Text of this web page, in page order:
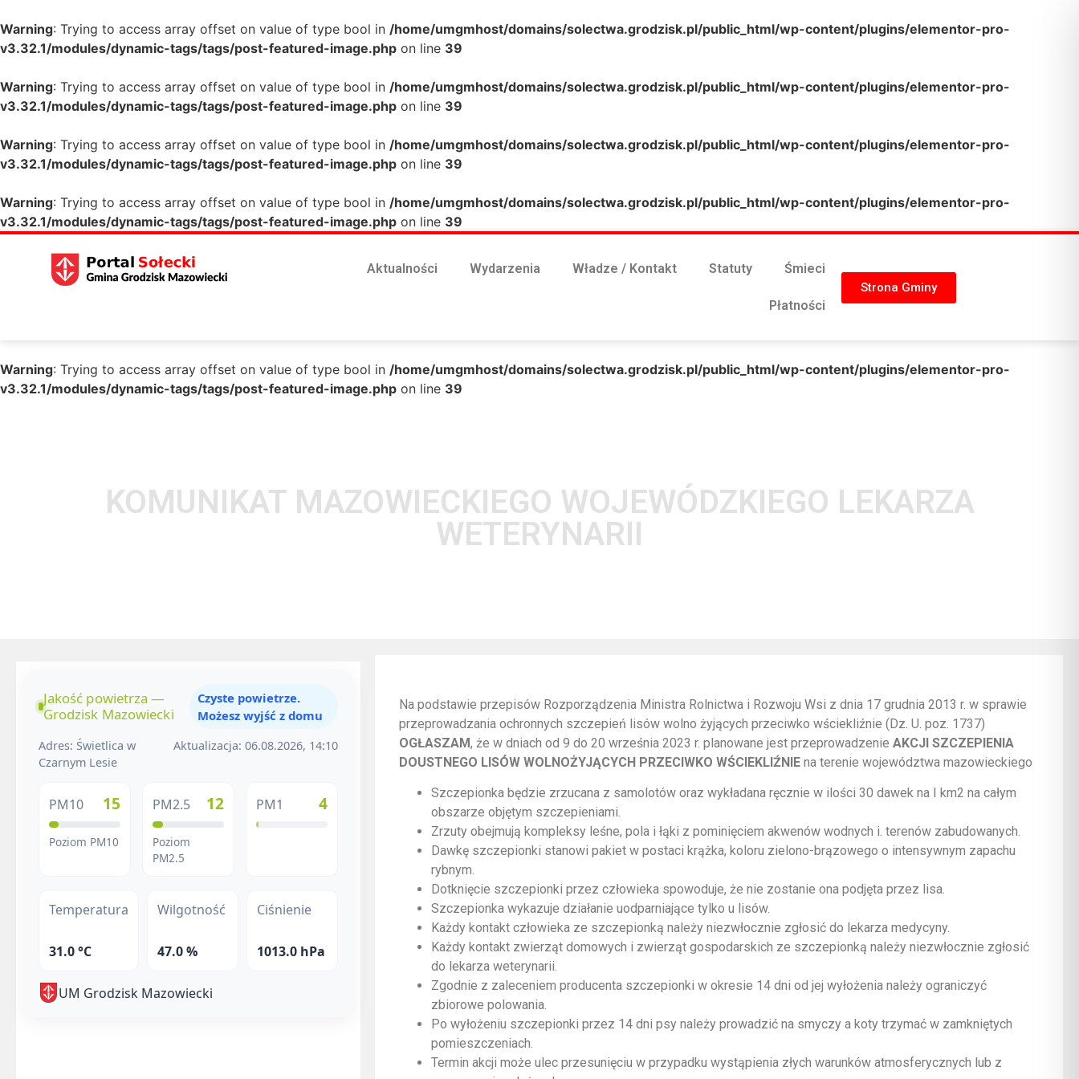
Warning: Trying to access array offset on value of type bool in /home/umgmhost/domains/solectwa.grodzisk.pl/public_html/wp-content/plugins/elementor-pro-
v3.32.1/modules/dynamic-tags/tags/post-featured-image.php on line 39
Warning: Trying to access array offset on value of type bool in /home/umgmhost/domains/solectwa.grodzisk.pl/public_html/wp-content/plugins/elementor-pro-
v3.32.1/modules/dynamic-tags/tags/post-featured-image.php on line 39
Warning: Trying to access array offset on value of type bool in /home/umgmhost/domains/solectwa.grodzisk.pl/public_html/wp-content/plugins/elementor-pro-
v3.32.1/modules/dynamic-tags/tags/post-featured-image.php on line 39
Warning: Trying to access array offset on value of type bool in /home/umgmhost/domains/solectwa.grodzisk.pl/public_html/wp-content/plugins/elementor-pro-
v3.32.1/modules/dynamic-tags/tags/post-featured-image.php on line 39
Aktualności Wydarzenia Władze / Kontakt Statuty Śmieci
Płatności
Strona Gminy
Warning: Trying to access array offset on value of type bool in /home/umgmhost/domains/solectwa.grodzisk.pl/public_html/wp-content/plugins/elementor-pro-
v3.32.1/modules/dynamic-tags/tags/post-featured-image.php on line 39
KOMUNIKAT MAZOWIECKIEGO WOJEWÓDZKIEGO LEKARZA
WETERYNARII
Jakość powietrza —
Grodzisk Mazowiecki
Czyste powietrze.
Możesz wyjść z domu
Adres: Świetlica w
Czarnym Lesie
Aktualizacja: 06.08.2026, 14:10
PM10 15
Poziom PM10
PM2.5 12
Poziom
PM2.5
PM1 4
Temperatura
31.0 °C
Wilgotność
47.0 %
Ciśnienie
1013.0 hPa
UM Grodzisk Mazowiecki
Na podstawie przepisów Rozporządzenia Ministra Rolnictwa i Rozwoju Wsi z dnia 17 grudnia 2013 r. w sprawie
przeprowadzania ochronnych szczepień lisów wolno żyjących przeciwko wściekliźnie (Dz. U. poz. 1737)
OGŁASZAM, że w dniach od 9 do 20 września 2023 r. planowane jest przeprowadzenie AKCJI SZCZEPIENIA
DOUSTNEGO LISÓW WOLNOŻYJĄCYCH PRZECIWKO WŚCIEKLIŹNIEna terenie województwa mazowieckiego
Szczepionka będzie zrzucana z samolotów oraz wykładana ręcznie w ilości 30 dawek na I km2 na całym
obszarze objętym szczepieniami.
Zrzuty obejmują kompleksy leśne, pola i łąki z pominięciem akwenów wodnych i. terenów zabudowanych.
Dawkę szczepionki stanowi pakiet w postaci krążka, koloru zielono-brązowego o intensywnym zapachu
rybnym.
Dotknięcie szczepionki przez człowieka spowoduje, że nie zostanie ona podjęta przez lisa.
Szczepionka wykazuje działanie uodparniające tylko u lisów.
Każdy kontakt człowieka ze szczepionką należy niezwłocznie zgłosić do lekarza medycyny.
Każdy kontakt zwierząt domowych i zwierząt gospodarskich ze szczepionką należy niezwłocznie zgłosić
do lekarza weterynarii.
Zgodnie z zaleceniem producenta szczepionki w okresie 14 dni od jej wyłożenia należy ograniczyć
zbiorowe polowania.
Po wyłożeniu szczepionki przez 14 dni psy należy prowadzić na smyczy a koty trzymać w zamkniętych
pomieszczeniach.
Termin akcji może ulec przesunięciu w przypadku wystąpienia złych warunków atmosferycznych lub z